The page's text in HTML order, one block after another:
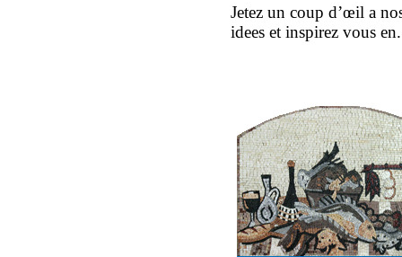
Jetez un coup d’œil a
idees et inspirez vous